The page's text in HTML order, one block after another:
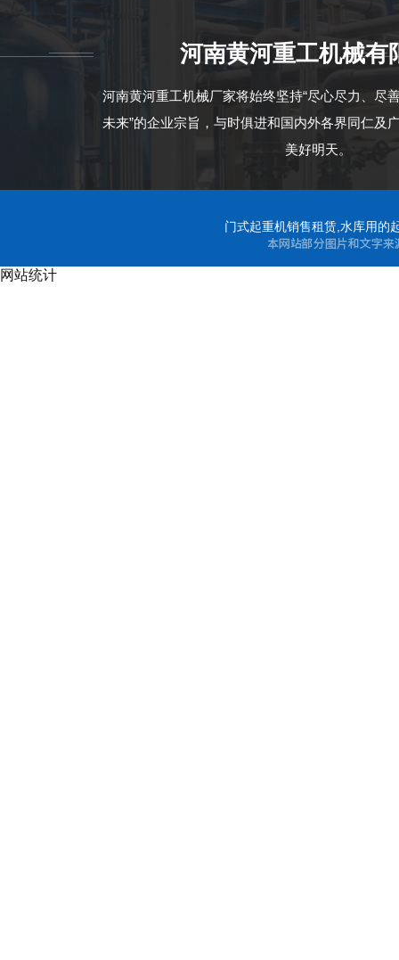
河南黄河重工机械有
河南黄河重工机械厂家将始终坚持“尽心尽力、尽
未来”的企业宗旨，与时俱进和国内外各界同仁及
美好明天。
门式起重机销售租赁,水库用的
网站统计